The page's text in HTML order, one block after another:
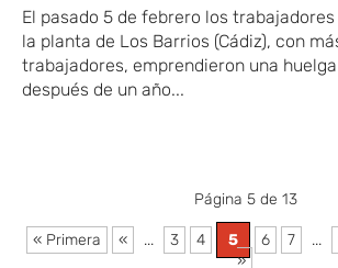
El pasado 5 de febrero los
la planta de Los Barrios (Cádiz), con
trabajadores, emprendieron una
después de un año...
Página 5 de 13
« Primera « ... 3 4 5 6 7 ...
»